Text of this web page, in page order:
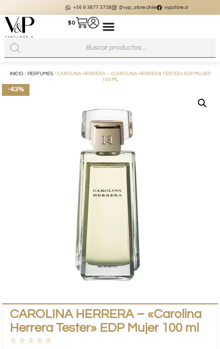
+56 9 3877 3738 @vyp_store.chile vypstore.cl
$0
INICIO / PERFUMES/ CAROLINA HERRERA – «CAROLINA HERRERA TESTER» EDP MUJER
100 ML
-43%
CAROLINA HERRERA – «Carolina
Herrera Tester» EDP Mujer 100 ml